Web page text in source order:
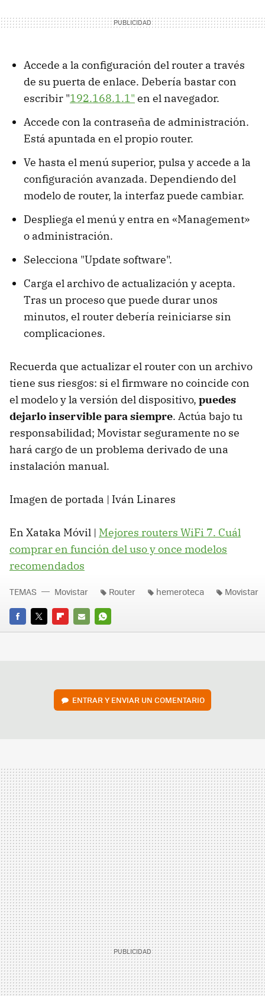
Accede a la configuración del router a través
de su puerta de enlace. Debería bastar con
escribir "192.168.1.1" en el navegador.
Accede con la contraseña de administración.
Está apuntada en el propio router.
Ve hasta el menú superior, pulsa y accede a la
configuración avanzada. Dependiendo del
modelo de router, la interfaz puede cambiar.
Despliega el menú y entra en «Management»
o administración.
Selecciona "Update software".
Carga el archivo de actualización y acepta.
Tras un proceso que puede durar unos
minutos, el router debería reiniciarse sin
complicaciones.
Recuerda que actualizar el router con un archivo
tiene sus riesgos: si el firmware no coincide con
el modelo y la versión del dispositivo, puedes
dejarlo inservible para siempre. Actúa bajo tu
responsabilidad; Movistar seguramente no se
hará cargo de un problema derivado de una
instalación manual.
Imagen de portada | Iván Linares
En Xataka Móvil | Mejores routers WiFi 7. Cuál
comprar en función del uso y once modelos
recomendados
FACEBOOK
TWITTERFLIPBOARD
E-
WHATSAPP
TEMAS Movistar Router hemeroteca Movistar
ENTRAR Y ENVIAR UN COMENTARIO